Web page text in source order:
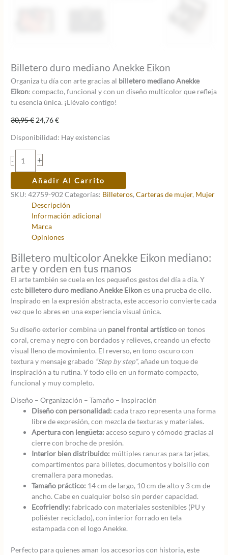
Billetero duro mediano Anekke Eikon
Organiza tu día con arte gracias al billetero mediano Anekke
Eikon: compacto, funcional y con un diseño multicolor que refleja
tu esencia única. ¡Llévalo contigo!
30,95€ El
original
era:
30,95 €.
24,76€El
actual
Disponibilidad: Hay existencias
-
Billetero
duro
mediano
Eikon
cantidad
+
Añadir Al Carrito
SKU:42759-902 Categorías: Billeteros,Carteras de mujer, Mujer
Descripción
Información adicional
Marca
Opiniones
Billetero multicolor Anekke Eikon mediano:
arte y orden en tus manos
El arte también se cuela en los pequeños gestos del día a día. Y
este billetero duro mediano Anekke Eikones una prueba de ello.
Inspirado en la expresión abstracta, este accesorio convierte cada
vez que lo abres en una experiencia visual única.
Su diseño exterior combina un panel frontal artísticoen tonos
coral, crema y negro con bordados y relieves, creando un efecto
visual lleno de movimiento. El reverso, en tono oscuro con
textura y mensaje grabado “Step by step”, añade un toque de
inspiración a tu rutina. Y todo ello en un formato compacto,
funcional y muy completo.
Diseño – Organización – Tamaño – Inspiración
Diseño con personalidad: cada trazo representa una forma
libre de expresión, con mezcla de texturas y materiales.
Apertura con lengüeta: acceso seguro y cómodo gracias al
cierre con broche de presión.
Interior bien distribuido: múltiples ranuras para tarjetas,
compartimentos para billetes, documentos y bolsillo con
cremallera para monedas.
Tamaño práctico: 14 cm de largo, 10 cm de alto y 3 cm de
ancho. Cabe en cualquier bolso sin perder capacidad.
Ecofriendly: fabricado con materiales sostenibles (PU y
poliéster reciclado), con interior forrado en tela
estampada con el logo Anekke.
Perfecto para quienes aman los accesorios con historia, este